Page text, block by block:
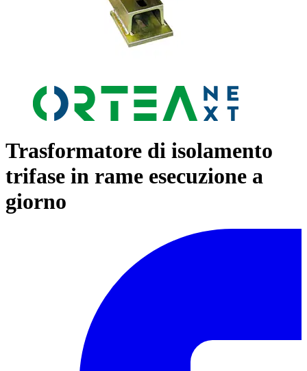
Trasformatore di isolamento
trifase in rame esecuzione a
giorno